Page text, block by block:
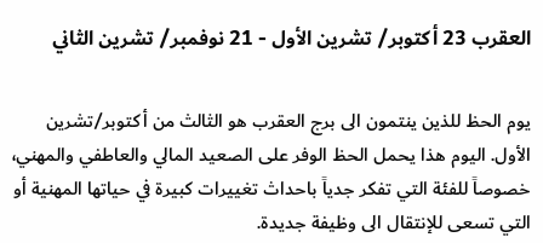
العقرب23أكتوبر/تشرين الأول-
21نوفمبر/تشرين الثاني
يوم الحظ للذين ينتمون الى برج العقرب هو الثالث من أكتوبر/تشرين
الأول. اليوم هذا يحمل الحظ الوفر على الصعيد المالي والعاطفي والمهني،
خصوصاً للفئة التي تفكر جدياً باحداث تغييرات كبيرة في حياتها المهنية أو
التي تسعى للإنتقال الى وظيفة جديدة.